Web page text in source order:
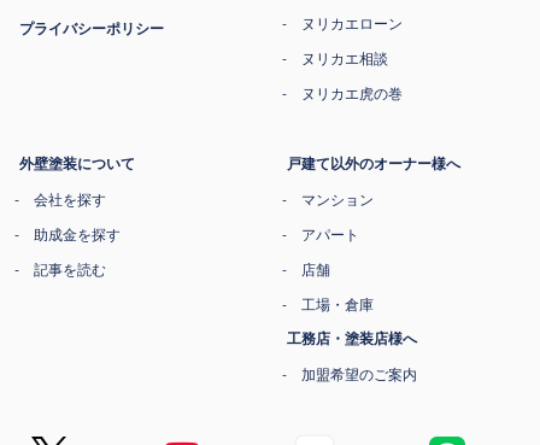
プライバシーポリシー
ヌリカエローン
ヌリカエ相談
ヌリカエ虎の巻
外壁塗装について
会社を探す
助成金を探す
記事を読む
戸建て以外のオーナー様へ
マンション
アパート
店舗
工場・倉庫
工務店・塗装店様へ
加盟希望のご案内